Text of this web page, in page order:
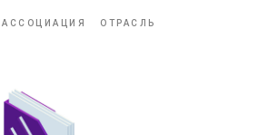
АССОЦИАЦИЯ ОТРАСЛЬ